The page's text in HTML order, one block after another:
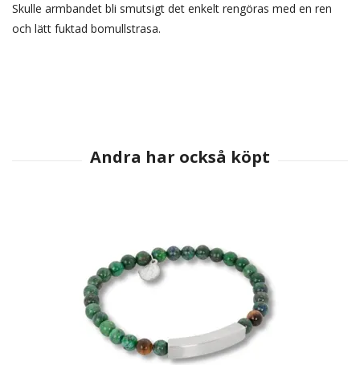
Skulle armbandet bli smutsigt det enkelt rengöras med en ren
och lätt fuktad bomullstrasa.